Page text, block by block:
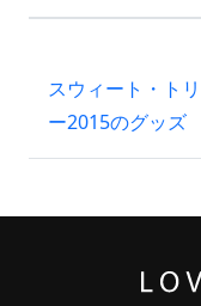
スウィート・ト
ー2015のグッズ